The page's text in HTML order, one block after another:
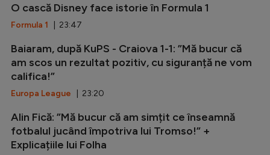
O cască Disney face istorie în Formula 1
Formula 1 | 23:47
Baiaram, după KuPS - Craiova 1-1: ”Mă bucur că
am scos un rezultat pozitiv, cu siguranță ne vom
califica!”
Europa League | 23:20
Alin Fică: ”Mă bucur că am simțit ce înseamnă
fotbalul jucând împotriva lui Tromso!” +
Explicațiile lui Folha